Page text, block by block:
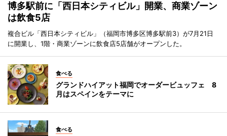
博多駅前に「西日本シティビル」開業、商業ゾーン
は飲食5店
複合ビル「西日本シティビル」（福岡市博多区博多駅前3）が7月21日
に開業し、1階・商業ゾーンに飲食店5店舗がオープンした。
食べる
グランドハイアット福岡でオーダービュッフェ 8
月はスペインをテーマに
食べる